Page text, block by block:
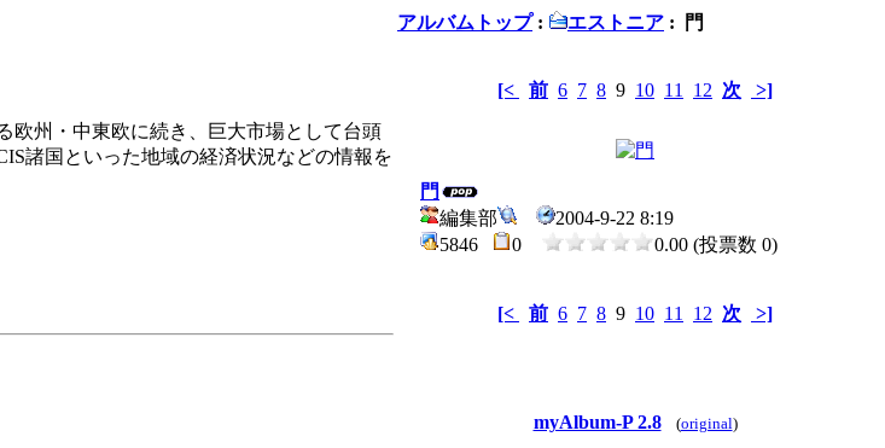
欧州・中東欧に続き、巨大市場として台頭
諸国といった地域の経済状況などの情報を
アルバムトップ: エストニア : 門
[< 前 6 7 8 9 10 11 12 次 >]
門
編集部
2004-9-22 8:19
5846
0 0.00 (投票数 0)
[< 前 6 7 8 9 10 11 12 次 >]
myAlbum-P 2.8 (original)